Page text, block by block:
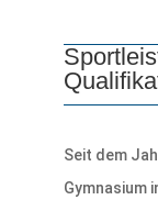
Seit dem
Gymnasium